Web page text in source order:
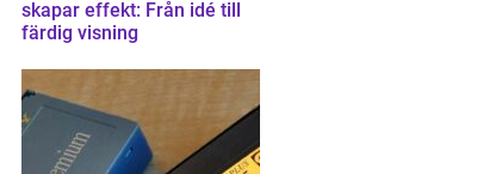
skapar effekt: Från idé till
färdig visning